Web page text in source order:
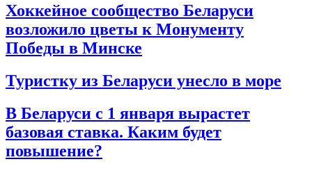
Хоккейное сообщество Беларуси
возложило цветы к Монументу
Победы в Минске
Туристку из Беларуси унесло в море
В Беларуси с 1 января вырастет
базовая ставка. Каким будет
повышение?